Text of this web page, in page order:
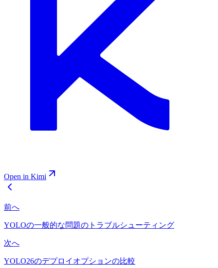
Open in Kimi
前へ
YOLOの一般的な問題のトラブルシューティング
次へ
YOLO26のデプロイオプションの比較